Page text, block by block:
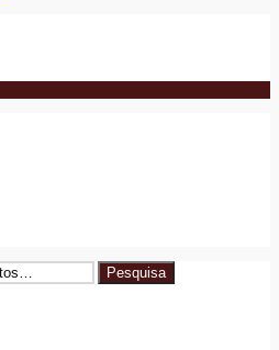
Pesquisa